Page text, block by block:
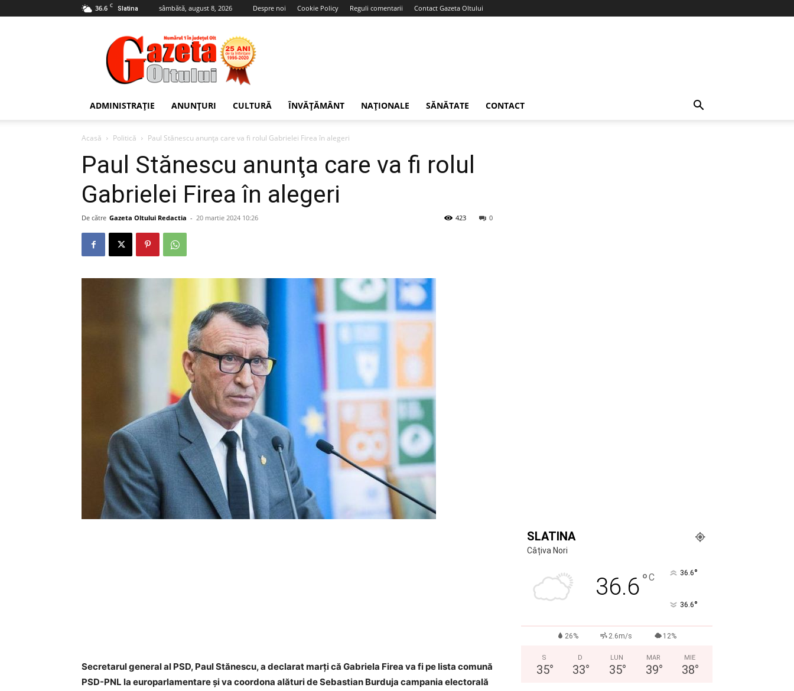
36.6 C Slatina sâmbătă, august 8, 2026 Despre noi Cookie Policy Reguli comentarii Contact Gazeta Oltului
Gazeta
Oltului
ADMINISTRAȚIE ANUNȚURI CULTURĂ ÎNVĂȚĂMÂNT NAȚIONALE SĂNĂTATE CONTACT
Acasă Politică Paul Stănescu anunţa care va fi rolul Gabrielei Firea în alegeri
Paul Stănescu anunţa care va fi rolul
Gabrielei Firea în alegeri
De către Gazeta Oltului Redactia - 20 martie 2024 10:26 0
423
Secretarul general al PSD, Paul Stănescu, a declarat marţi că Gabriela Firea va fi pe lista comună
PSD-PNL la europarlamentare şi va coordona alături de Sebastian Burduja campania electorală
SLATINA
Câțiva Nori
36.6°C 36.6°
36.6°
26% 2.6m/s 12%
S
35°
D
33°
LUN
35°
MAR
39°
MIE
38°